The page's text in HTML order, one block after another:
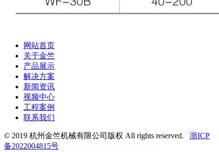
网站首页
关于金竺
产品展示
解决方案
新闻资讯
视频中心
工程案例
联系我们
© 2019 杭州金竺机械有限公司版权 All rights reserved. 浙ICP
备2022004815号